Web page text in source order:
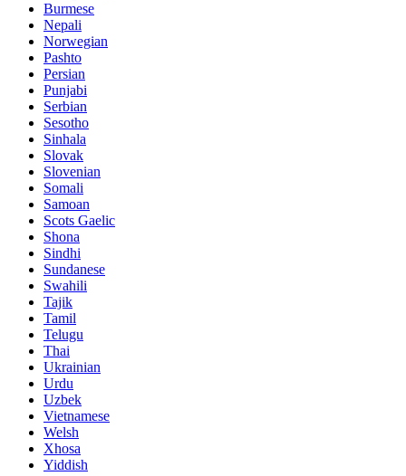
Burmese
Nepali
Norwegian
Pashto
Persian
Punjabi
Serbian
Sesotho
Sinhala
Slovak
Slovenian
Somali
Samoan
Scots Gaelic
Shona
Sindhi
Sundanese
Swahili
Tajik
Tamil
Telugu
Thai
Ukrainian
Urdu
Uzbek
Vietnamese
Welsh
Xhosa
Yiddish